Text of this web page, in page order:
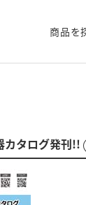
商品を
カタログ発刊!!